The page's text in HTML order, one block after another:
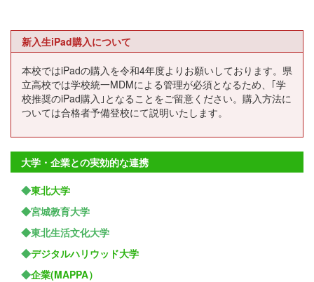
新入生iPad購入について
本校ではiPadの購入を令和4年度よりお願いしております。県
立高校では学校統一MDMによる管理が必須となるため、｢学
校推奨のiPad購入｣となることをご留意ください。購入方法に
ついては合格者予備登校にて説明いたします。
大学・企業との実効的な連携
◆東北大学
◆宮城教育大学
◆東北生活文化大学
◆デジタルハリウッド大学
◆企業(MAPPA）